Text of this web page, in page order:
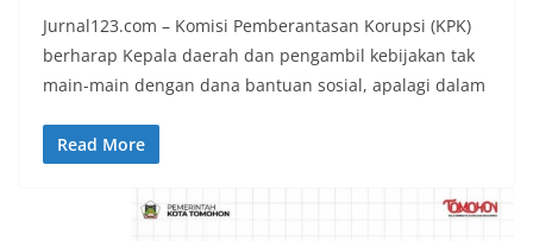
Jurnal123.com – Komisi Pemberantasan Korupsi (KPK)
berharap Kepala daerah dan pengambil kebijakan tak
main-main dengan dana bantuan sosial, apalagi dalam
Read More